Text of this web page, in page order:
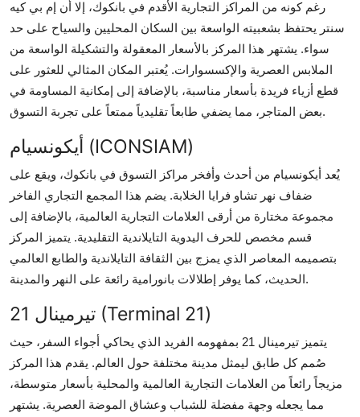
رغم كونه من المراكز التجارية الأقدم في بانكوك، إلا أن إم بي كيه
سنتر يحتفظ بشعبيته الواسعة بين السكان المحليين والسياح على حد
سواء. يشتهر هذا المركز بالأسعار المعقولة والتشكيلة الواسعة من
الملابس العصرية والإكسسوارات. يُعتبر المكان المثالي للعثور على
قطع أزياء فريدة بأسعار مناسبة، بالإضافة إلى إمكانية المساومة في
بعض المتاجر، مما يضفي طابعاً تقليدياً ممتعاً على تجربة التسوق.
أيكونسيام (ICONSIAM)
يُعد أيكونسيام من أحدث وأفخر مراكز التسوق في بانكوك، ويقع على
ضفاف نهر تشاو فرايا الخلابة. يضم هذا المجمع التجاري الفاخر
مجموعة مختارة من أرقى العلامات التجارية العالمية، بالإضافة إلى
قسم مخصص للحرف اليدوية التايلاندية التقليدية. يتميز المركز
بتصميمه المعاصر الذي يمزج بين الثقافة التايلاندية والطابع العالمي
الحديث، كما يوفر إطلالات بانورامية رائعة على النهر والمدينة.
تيرمينال 21 (Terminal 21)
يتميز تيرمينال 21 بمفهومه الفريد الذي يحاكي أجواء السفر، حيث
صُمم كل طابق ليمثل مدينة مختلفة حول العالم. يقدم هذا المركز
مزيجاً رائعاً من العلامات التجارية العالمية والمحلية بأسعار متوسطة،
مما يجعله وجهة مفضلة للشباب وعشاق الموضة العصرية. يشتهر